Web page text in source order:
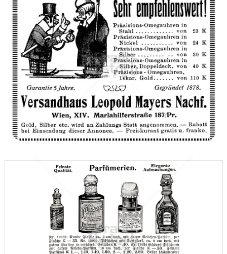
Leopold Mayers Nachfolger, Wien
Leopold Mayers Nachfolger, Wien
1910
Bild-ID: 66614
Hanns Konrad, Brüx